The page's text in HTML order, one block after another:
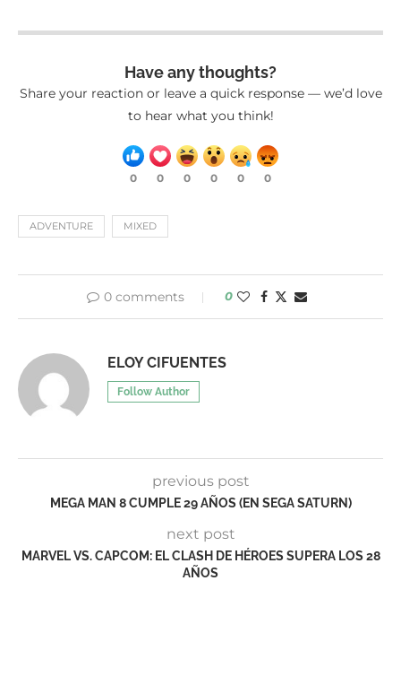
Have any thoughts?
Share your reaction or leave a quick response — we’d love
to hear what you think!
0 0 0 0 0 0
ADVENTURE MIXED
0 comments 0
ELOY CIFUENTES
Follow Author
previous post
MEGA MAN 8 CUMPLE 29 AÑOS (EN SEGA SATURN)
next post
MARVEL VS. CAPCOM: EL CLASH DE HÉROES SUPERA LOS 28
AÑOS